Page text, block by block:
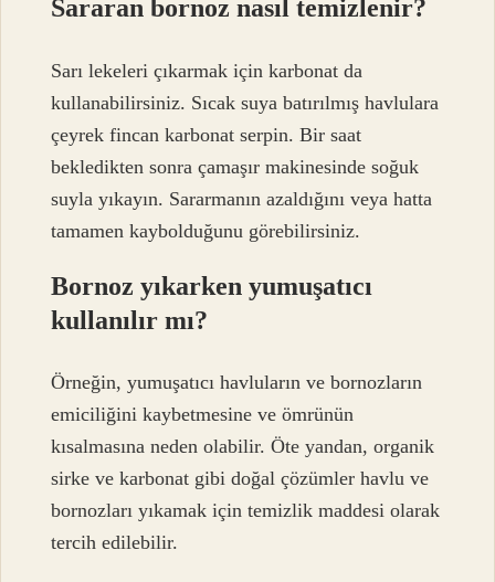
Sararan bornoz nasıl temizlenir?
Sarı lekeleri çıkarmak için karbonat da
kullanabilirsiniz. Sıcak suya batırılmış havlulara
çeyrek fincan karbonat serpin. Bir saat
bekledikten sonra çamaşır makinesinde soğuk
suyla yıkayın. Sararmanın azaldığını veya hatta
tamamen kaybolduğunu görebilirsiniz.
Bornoz yıkarken yumuşatıcı
kullanılır mı?
Örneğin, yumuşatıcı havluların ve bornozların
emiciliğini kaybetmesine ve ömrünün
kısalmasına neden olabilir. Öte yandan, organik
sirke ve karbonat gibi doğal çözümler havlu ve
bornozları yıkamak için temizlik maddesi olarak
tercih edilebilir.